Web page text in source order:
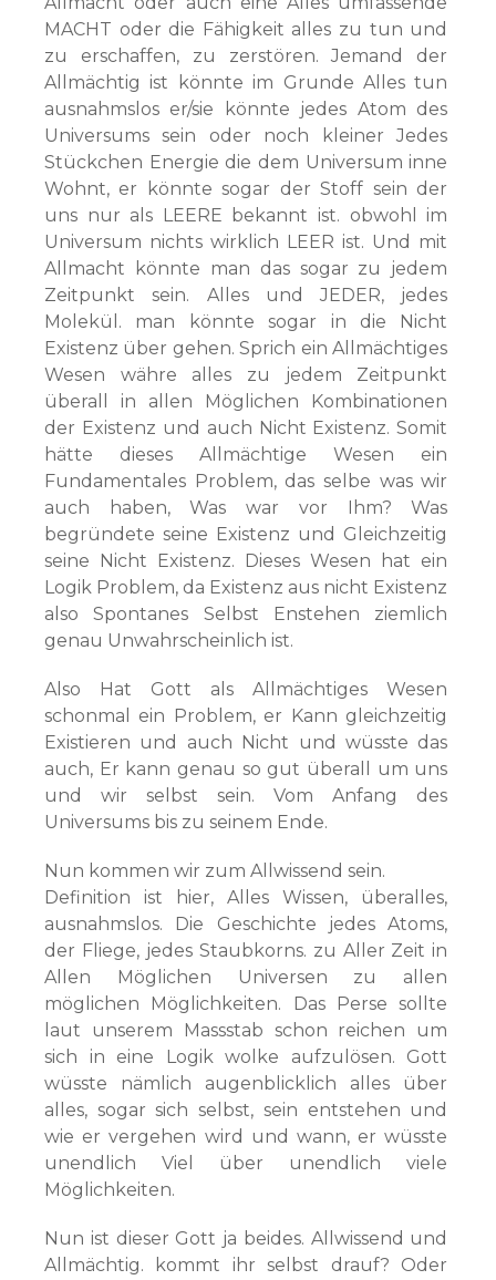
MACHT oder die Fähigkeit alles zu tun und
zu erschaffen, zu zerstören. Jemand der
Allmächtig ist könnte im Grunde Alles tun
ausnahmslos er/sie könnte jedes Atom des
Universums sein oder noch kleiner Jedes
Stückchen Energie die dem Universum inne
Wohnt, er könnte sogar der Stoff sein der
uns nur als LEERE bekannt ist. obwohl im
Universum nichts wirklich LEER ist. Und mit
Allmacht könnte man das sogar zu jedem
Zeitpunkt sein. Alles und JEDER, jedes
Molekül. man könnte sogar in die Nicht
Existenz über gehen. Sprich ein Allmächtiges
Wesen währe alles zu jedem Zeitpunkt
überall in allen Möglichen Kombinationen
der Existenz und auch Nicht Existenz. Somit
hätte dieses Allmächtige Wesen ein
Fundamentales Problem, das selbe was wir
auch haben, Was war vor Ihm? Was
begründete seine Existenz und Gleichzeitig
seine Nicht Existenz. Dieses Wesen hat ein
Logik Problem, da Existenz aus nicht Existenz
also Spontanes Selbst Enstehen ziemlich
genau Unwahrscheinlich ist.
Also Hat Gott als Allmächtiges Wesen
schonmal ein Problem, er Kann gleichzeitig
Existieren und auch Nicht und wüsste das
auch, Er kann genau so gut überall um uns
und wir selbst sein. Vom Anfang des
Universums bis zu seinem Ende.
Nun kommen wir zum Allwissend sein.
Definition ist hier, Alles Wissen, überalles,
ausnahmslos. Die Geschichte jedes Atoms,
der Fliege, jedes Staubkorns. zu Aller Zeit in
Allen Möglichen Universen zu allen
möglichen Möglichkeiten. Das Perse sollte
laut unserem Massstab schon reichen um
sich in eine Logik wolke aufzulösen. Gott
wüsste nämlich augenblicklich alles über
alles, sogar sich selbst, sein entstehen und
wie er vergehen wird und wann, er wüsste
unendlich Viel über unendlich viele
Möglichkeiten.
Nun ist dieser Gott ja beides. Allwissend und
Allmächtig. kommt ihr selbst drauf? Oder